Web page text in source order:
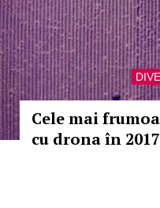
Cele mai
cu drona în 2017